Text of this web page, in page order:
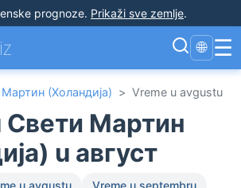
prognoze. Prikaži sve zemlje.
🌐 ☰
(Холандија) > Vreme u avgustu
Свети Мартин
u август
u avgustu
Vreme u septembru